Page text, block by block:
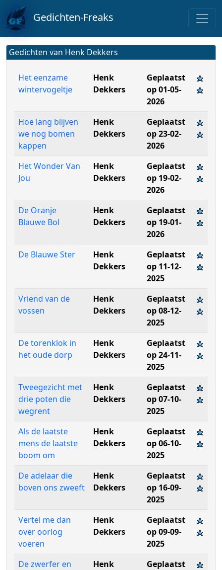
Gedichten-Freaks
Gedichten van Henk Dekkers
Het eenzame
wintervogeltje
Henk
Dekkers
Geplaatst
op 01-05-
2026
Hoe lang blijven
we nog bomen
kappen
Henk
Dekkers
Geplaatst
op 23-02-
2026
Het Wonder Van
Jou
Henk
Dekkers
Geplaatst
op 19-02-
2026
De Oranje
Blauwe Bol
Henk
Dekkers
Geplaatst
op 19-01-
2026
De Blauwe Ster
Henk
Dekkers
Geplaatst
op 11-12-
2025
Vriend van de
vossen
Henk
Dekkers
Geplaatst
op 08-12-
2025
De torenklok in
het oude dorp
Henk
Dekkers
Geplaatst
op 24-11-
2025
Tweegezicht met
drie poten die
wegrent
Henk
Dekkers
Geplaatst
op 07-10-
2025
Als de laatste
mens de laatste
boom om
Henk
Dekkers
Geplaatst
op 06-10-
2025
De adelaar die
boven ons zweeft
Henk
Dekkers
Geplaatst
op 16-09-
2025
Vertel me dan
over oorlog
voeren
Henk
Dekkers
Geplaatst
op 09-09-
2025
De zwerfer en
Henk
Geplaatst